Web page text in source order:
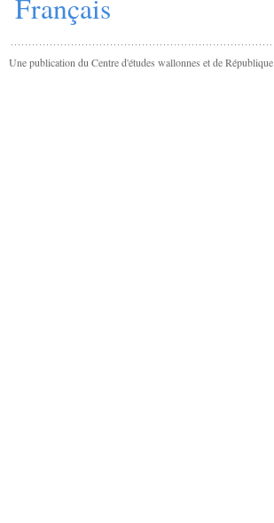
Français
Une publication du Centre d'études wallonnes et de République